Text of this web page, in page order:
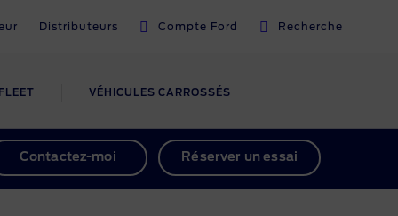
Distributeurs Compte Ford Recherche
FORDLIIVE
FLEET VÉHICULES CARROSSÉS
Contactez-moi Réserver un essai